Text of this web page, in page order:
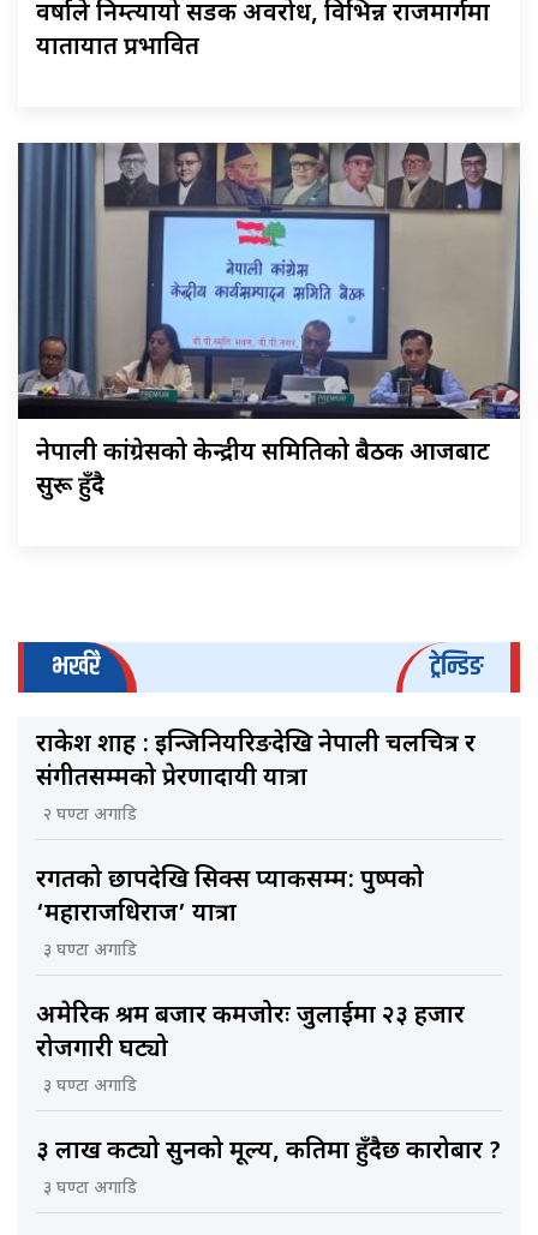
वर्षाले निम्त्यायो सडक अवरोध, विभिन्न राजमार्गमा
यातायात प्रभावित
नेपाली कांग्रेसको केन्द्रीय समितिको बैठक आजबाट
सुरू हुँदै
भर्खरै ट्रेन्डिङ
राकेश शाह : इन्जिनियरिङदेखि नेपाली चलचित्र र
संगीतसम्मको प्रेरणादायी यात्रा
२ घण्टा अगाडि
रगतको छापदेखि सिक्स प्याकसम्म: पुष्पको
‘महाराजधिराज’ यात्रा
३ घण्टा अगाडि
अमेरिकी श्रम बजार कमजोरः जुलाईमा २३ हजार
रोजगारी घट्यो
३ घण्टा अगाडि
३ लाख कट्यो सुनको मूल्य, कतिमा हुँदैछ कारोबार ?
३ घण्टा अगाडि